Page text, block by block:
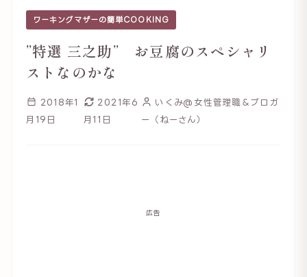
ワーキングマザーの簡単COOKING
”特選 三之助” お豆腐のスペシャリ
ストなのかな
2018年1
月19日
2021年6
月11日
いくみ@女性管理職＆ブロガ
ー（ねーさん）
広告